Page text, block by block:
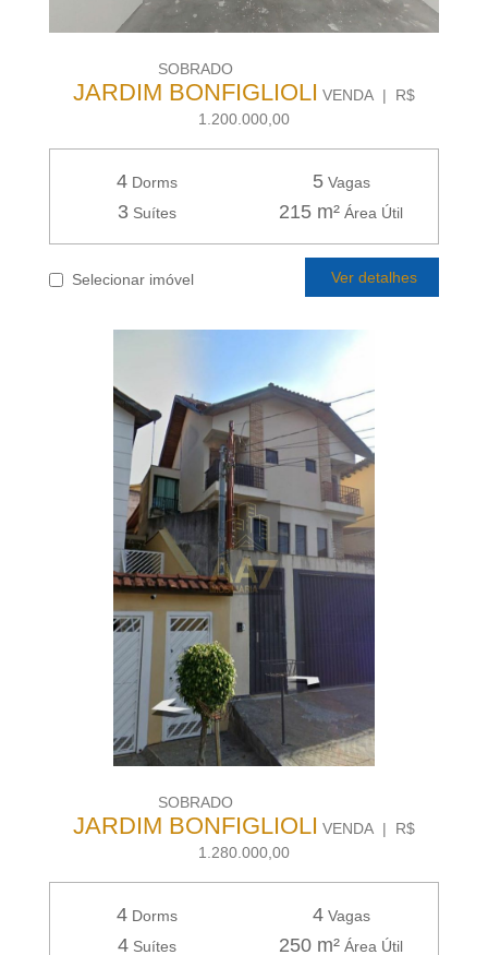
SOBRADO
JARDIM BONFIGLIOLI VENDA | R$
1.200.000,00
4 Dorms 5Vagas
3 Suítes 215 m² Área Útil
Selecionar imóvel Ver detalhes
SOBRADO
JARDIM BONFIGLIOLI VENDA | R$
1.280.000,00
4 Dorms 4Vagas
4 Suítes 250 m² Área Útil